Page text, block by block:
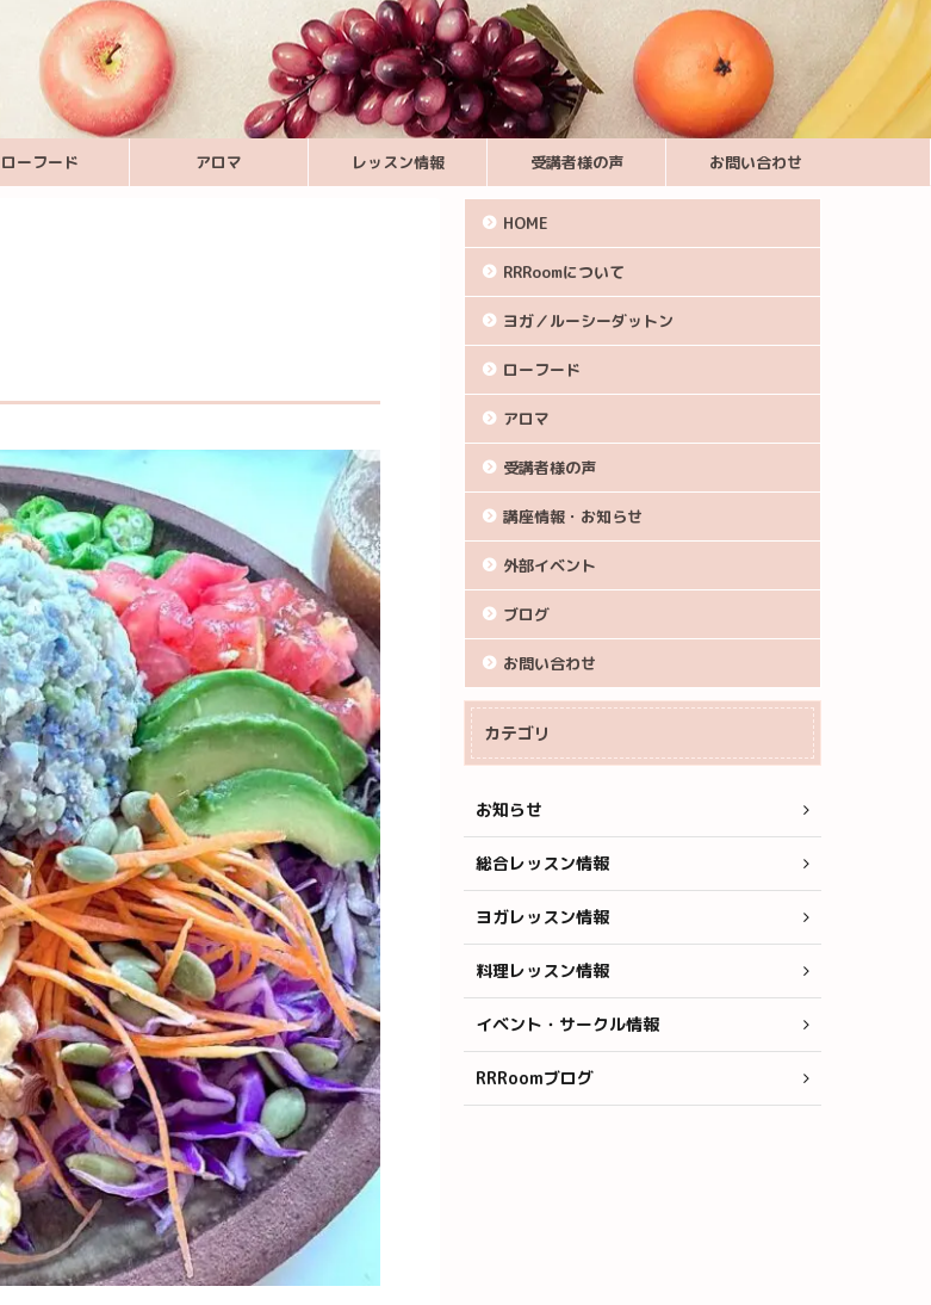
ローフード アロマ レッスン情報 受講者様の声 お問い合わせ
HOME
RRRoomについて
ヨガ／ルーシーダットン
ローフード
アロマ
受講者様の声
講座情報・お知らせ
外部イベント
ブログ
お問い合わせ
カテゴリ
お知らせ
総合レッスン情報
ヨガレッスン情報
料理レッスン情報
イベント・サークル情報
RRRoomブログ